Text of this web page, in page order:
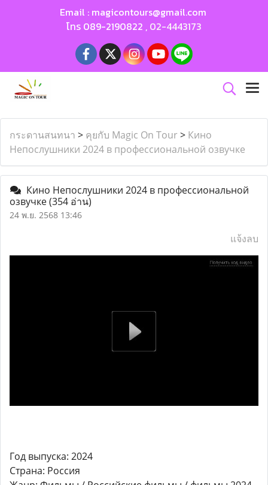
Email : magicontours@gmail.com
โทร 089-2190822 , 02-4443173
กระดานสนทนา > คุยกับ Magic On Tour > Кино
Непослушники 2024 в профессиональной озвучке
Кино Непослушники 2024 в профессиональной
озвучке(354 อ่าน)
24 พ.ย. 2568 13:46
แจ้งลบ
Год выпуска: 2024
Страна: Россия